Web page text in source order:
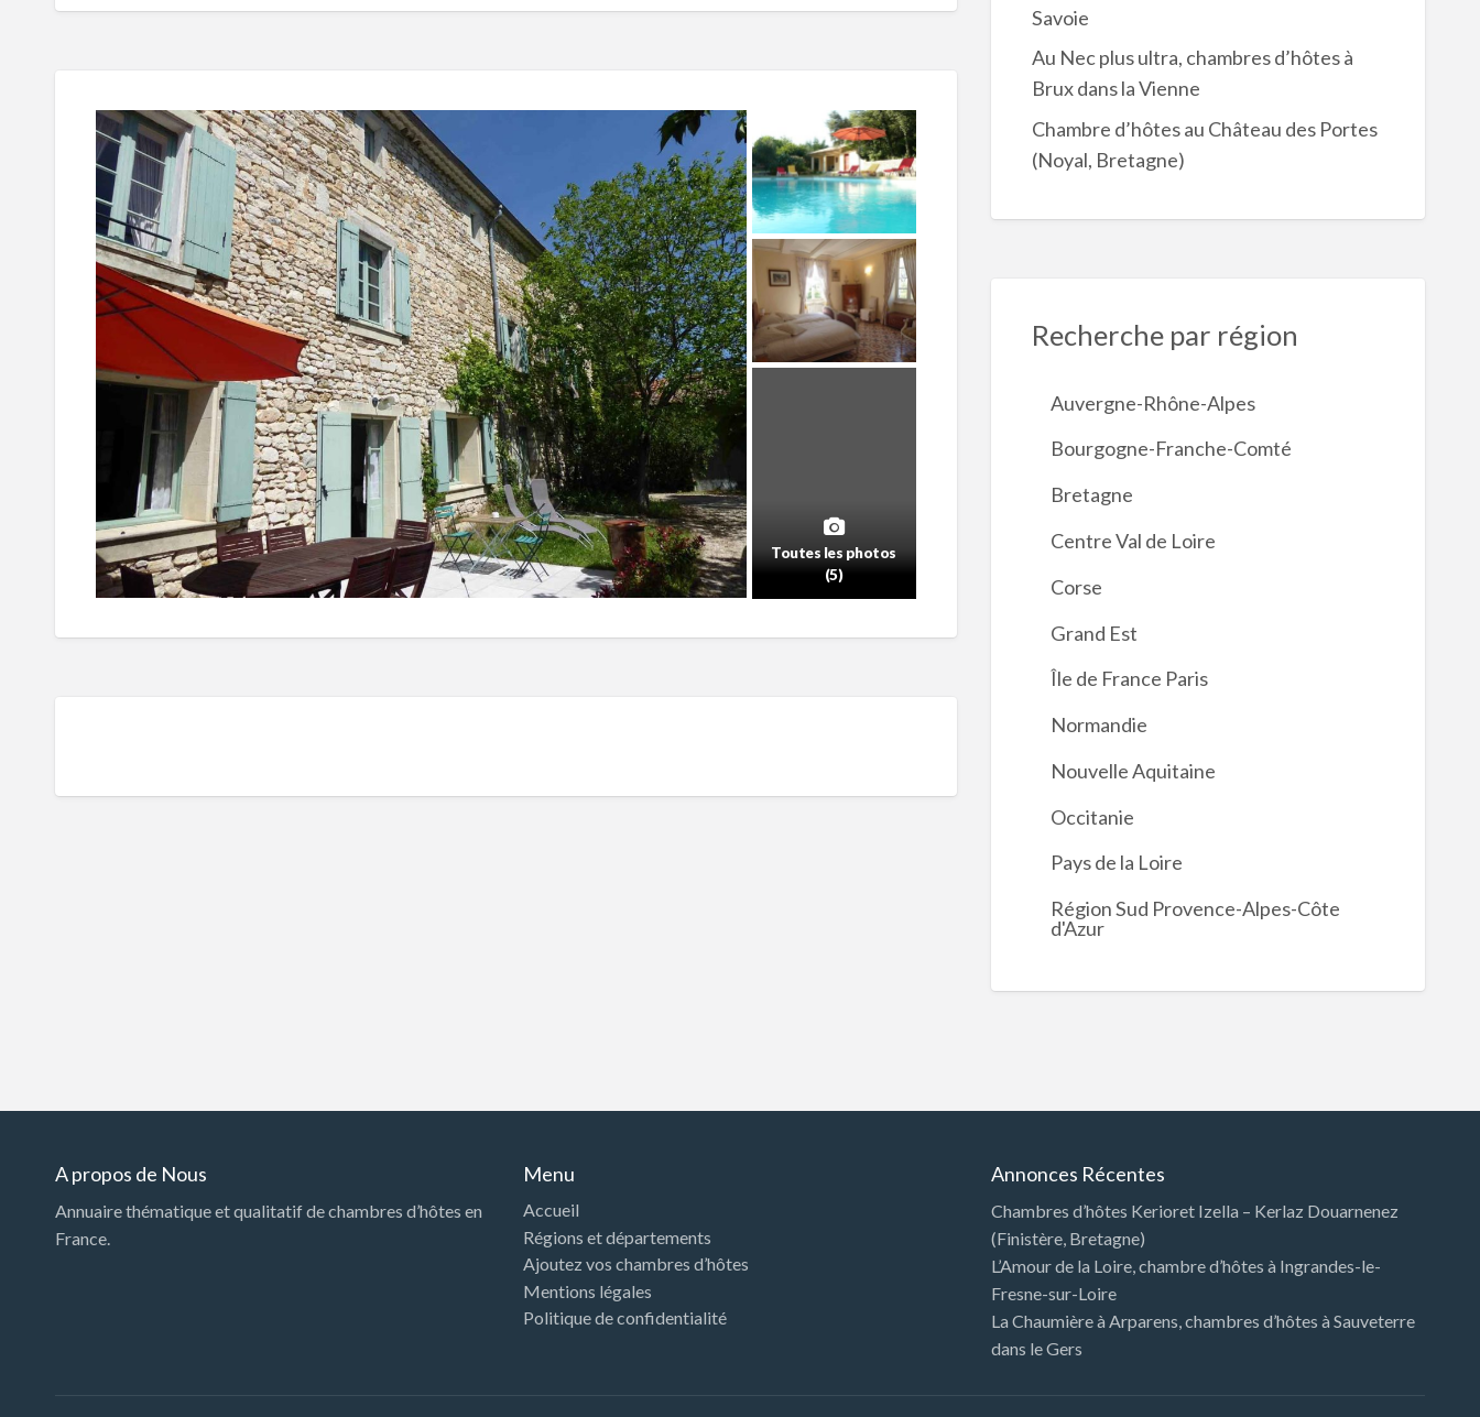
Toutes les photos
(5)
Savoie
Au Nec plus ultra, chambres d’hôtes à
Brux dans la Vienne
Chambre d’hôtes au Château des Portes
(Noyal, Bretagne)
Recherche par région
Auvergne-Rhône-Alpes
Bourgogne-Franche-Comté
Bretagne
Centre Val de Loire
Corse
Grand Est
Île de France Paris
Normandie
Nouvelle Aquitaine
Occitanie
Pays de la Loire
Région Sud Provence-Alpes-Côte
d'Azur
A propos de Nous
Annuaire thématique et qualitatif de chambres d’hôtes en
France.
Menu
Accueil
Régions et départements
Ajoutez vos chambres d’hôtes
Mentions légales
Politique de confidentialité
Annonces Récentes
Chambres d’hôtes Kerioret Izella – Kerlaz Douarnenez
(Finistère, Bretagne)
L’Amour de la Loire, chambre d’hôtes à Ingrandes-le-
Fresne-sur-Loire
La Chaumière à Arparens, chambres d’hôtes à Sauveterre
dans le Gers